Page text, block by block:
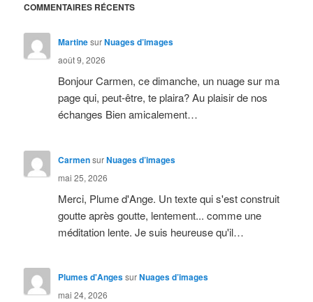
COMMENTAIRES RÉCENTS
MartinesurNuages d’images
août 9, 2026
Bonjour Carmen, ce dimanche, un nuage sur ma
page qui, peut-être, te plaira? Au plaisir de nos
échanges Bien amicalement…
CarmensurNuages d’images
mai 25, 2026
Merci, Plume d'Ange. Un texte qui s'est construit
goutte après goutte, lentement... comme une
méditation lente. Je suis heureuse qu'il…
Plumes d'AngessurNuages d’images
mai 24, 2026